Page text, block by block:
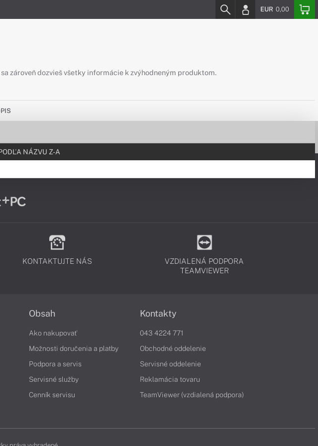
EUR 0,00
zároveň dozvieš všetky informácie k zvýhodneným produktom.
NÁZVU Z-A
KONTAKTUJTE NÁS
VZDIALENÁ PODPORA
TEAMVIEWER
Obsah
Ako nakupovať
Možnosti doručenia a platby
Podpora a servis
Servisné služby
Cenník servisu
Kontakty
043 4224 771
Obchodné oddelenie
Servisné oddelenie
Reklamácia tovaru
TeamViewer (vzdialená podpora)